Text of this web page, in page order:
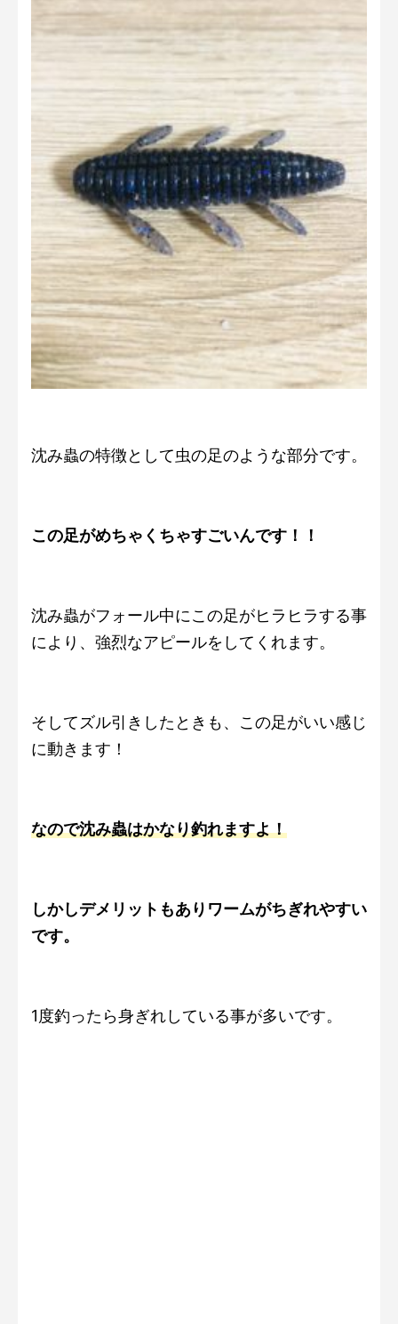
沈み蟲の特徴として虫の足のような部分です。
この足がめちゃくちゃすごいんです！！
沈み蟲がフォール中にこの足がヒラヒラする事
により、強烈なアピールをしてくれます。
そしてズル引きしたときも、この足がいい感じ
に動きます！
なので沈み蟲はかなり釣れますよ！
しかしデメリットもあり ワームがちぎれやすい
です。
1度釣ったら身ぎれしている事が多いです。